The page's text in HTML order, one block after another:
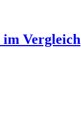
Vergleich